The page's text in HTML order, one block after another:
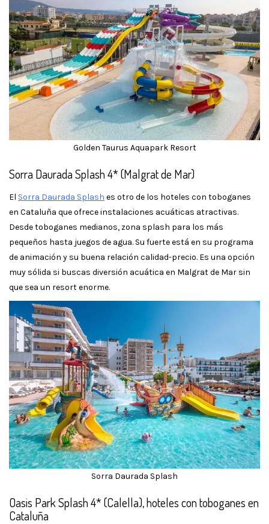
Golden Taurus Aquapark Resort
Sorra Daurada Splash 4* (Malgrat de Mar)
El Sorra Daurada Splash es otro de los hoteles con toboganes
en Cataluña que ofrece instalaciones acuáticas atractivas.
Desde toboganes medianos, zona splash para los más
pequeños hasta juegos de agua. Su fuerte está en su programa
de animación y su buena relación calidad-precio. Es una opción
muy sólida si buscas diversión acuática en Malgrat de Mar sin
que sea un resort enorme.
Sorra Daurada Splash
Oasis Park Splash 4* (Calella), hoteles con toboganes en
Cataluña